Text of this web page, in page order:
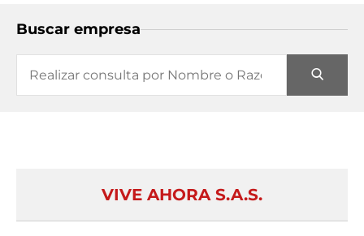
Buscar empresa
VIVE AHORA S.A.S.